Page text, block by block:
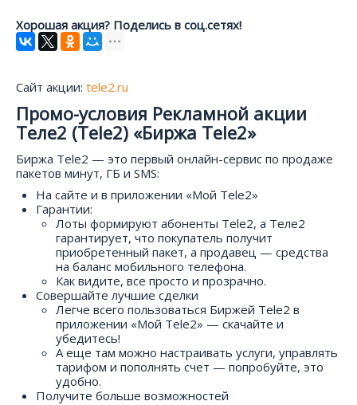
Хорошая акция? Поделись в соц.сетях!
Сайт акции: tele2.ru
Промо-условия Рекламной акции
Теле2 (Tele2) «Биржа Tele2»
Биржа Tele2 — это первый онлайн-сервис по продаже
пакетов минут, ГБ и SMS:
На сайте и в приложении «Мой Tele2»
Гарантии:
Лоты формируют абоненты Tele2, а Теле2
гарантирует, что покупатель получит
приобретенный пакет, а продавец — средства
на баланс мобильного телефона.
Как видите, все просто и прозрачно.
Совершайте лучшие сделки
Легче всего пользоваться Биржей Tele2 в
приложении «Мой Tele2» — скачайте и
убедитесь!
А еще там можно настраивать услуги, управлять
тарифом и пополнять счет — попробуйте, это
удобно.
Получите больше возможностей